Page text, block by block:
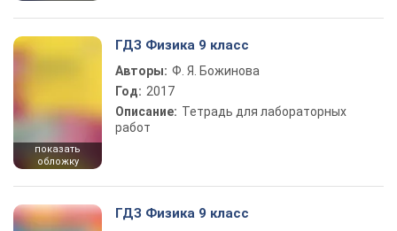
показать
обложку
ГДЗ Физика 9 класс
Авторы: Ф. Я. Божинова
Год: 2017
Описание: Тетрадь для лабораторных
работ
ГДЗ Физика 9 класс